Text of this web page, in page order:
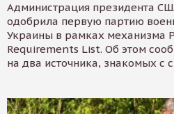
Администрация президента
одобрила первую партию
Украины в рамках механизма
Requirements List. Об этом
на два источника, знакомых с